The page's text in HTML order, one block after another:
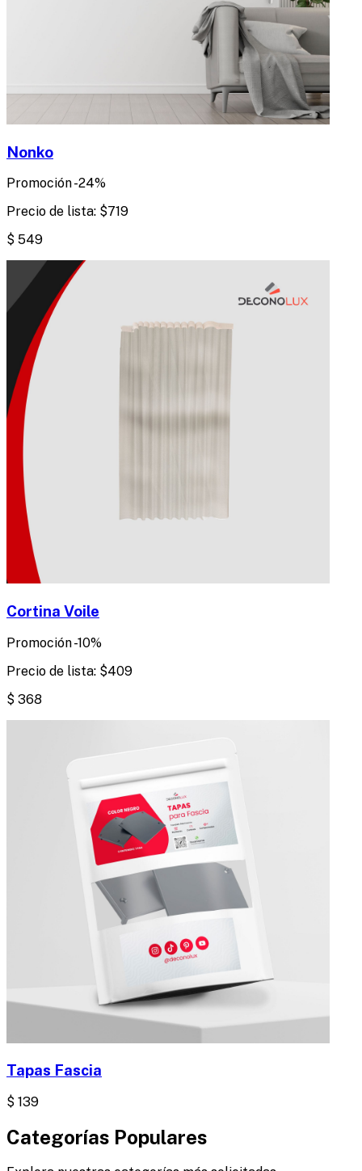
Nonko
Promoción-24%
Precio de lista: $719
$ 549
Cortina Voile
Promoción-10%
Precio de lista: $409
$ 368
Tapas Fascia
$ 139
Categorías Populares